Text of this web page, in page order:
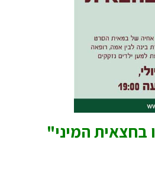
בחצאית המיני"